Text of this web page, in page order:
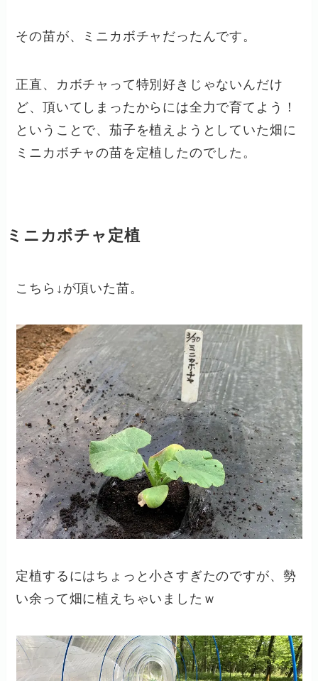
その苗が、ミニカボチャだったんです。
正直、カボチャって特別好きじゃないんだけ
ど、頂いてしまったからには全力で育てよう！
ということで、茄子を植えようとしていた畑に
ミニカボチャの苗を定植したのでした。
ミニカボチャ定植
こちら↓が頂いた苗。
定植するにはちょっと小さすぎたのですが、勢
い余って畑に植えちゃいましたｗ